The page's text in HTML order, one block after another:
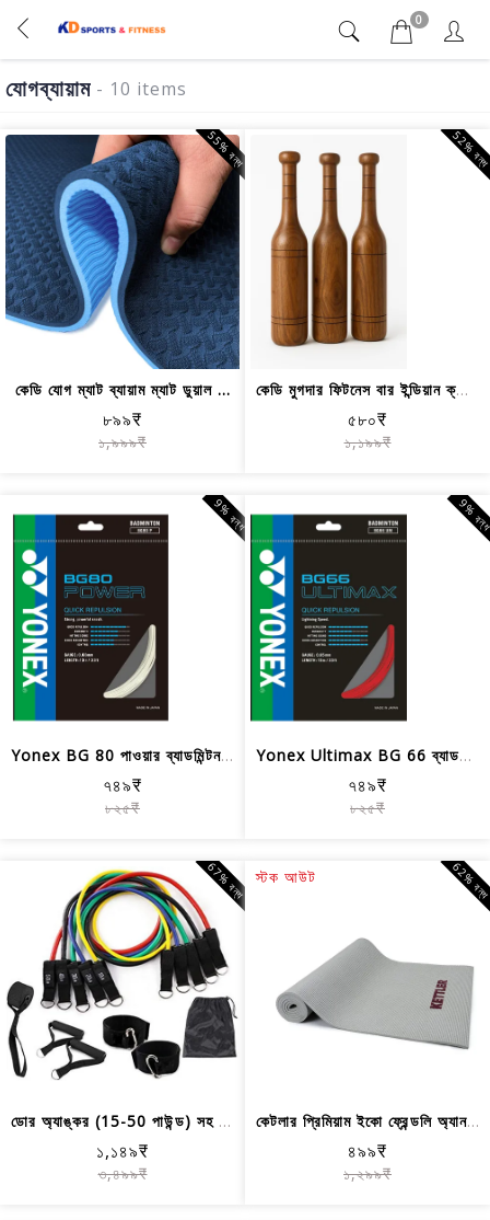
0
যোগব্যায়াম - 10 items
কেডি যোগ ম্যাট ব্যায়াম ম্যাট ডুয়াল ...
৮৯৯₹
১,৯৯৯₹
55% বন্ধ
কেডি মুগদার ফিটনেস বার ইন্ডিয়ান ক্লা...
৫৮০₹
১,১৯৯₹
52%
Yonex BG 80 পাওয়ার ব্যাডমিন্টন স্ট্র...
৭৪৯₹
৮২৫₹
9% বন্ধ
Yonex Ultimax BG 66 ব্যাডমিন্টন স্ট্র...
৭৪৯₹
৮২৫₹
9%
ডোর অ্যাঙ্কর (15-50 পাউন্ড) সহ কেডি র...
১,১৪৯₹
৩,৪৯৯₹
67% বন্ধ
কেটলার প্রিমিয়াম ইকো ফ্রেন্ডলি অ্যান...
৪৯৯₹
১,২৯৯₹
স্টক আউট 62%